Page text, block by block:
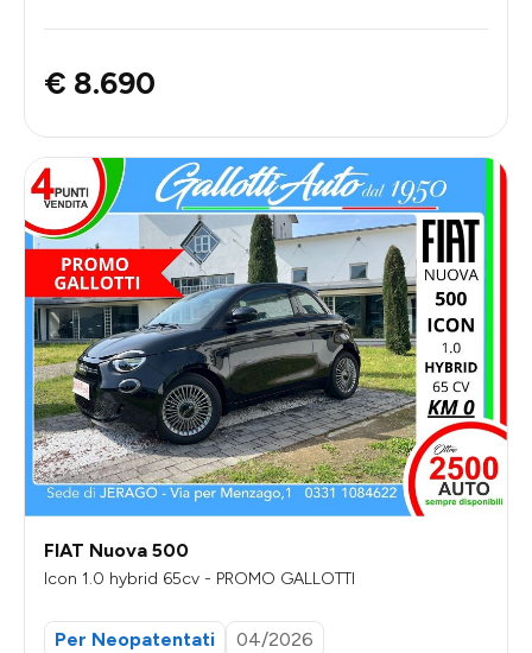
€ 8.690
FIAT Nuova 500
Icon 1.0 hybrid 65cv - PROMO GALLOTTI
Per Neopatentati
04/2026